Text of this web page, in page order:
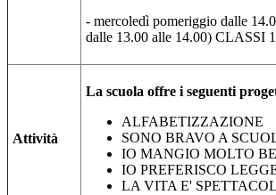
- mercoledì pomeriggio dalle
dalle 13.00 alle 14.00) CLASSI
Attività
La scuola offre i seguenti
ALFABETIZZAZIONE
SONO BRAVO A
IO MANGIO MOLTO
IO PREFERISCO
LA VITA E'